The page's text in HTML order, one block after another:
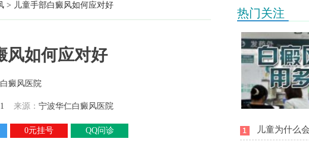
> 儿童手部白癜风如何应对好
风如何应对好
来源： 宁波华仁白癜风医院
0元挂号 QQ问诊
热门关注
儿童为什么